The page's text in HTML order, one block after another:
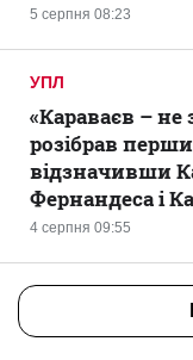
5 серпня 08:23
УПЛ
4 серпня 09:55
«Караваєв – не
розібрав
відзначивши
Фернандеса і